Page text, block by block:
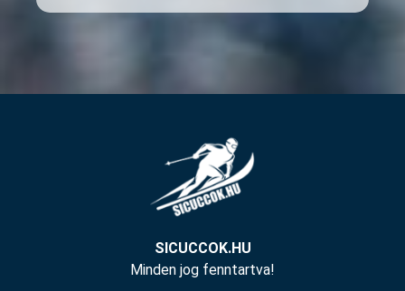
SICUCCOK.HU
Minden jog fenntartva!